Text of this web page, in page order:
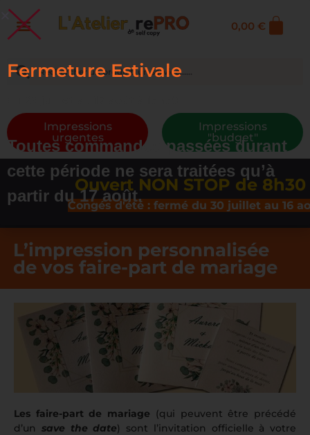
0,00 €
Impressions
urgentes
Impressions
"budget"
Ouvert NON STOP de 8h30 à
Congés d'été : fermé du 30 juillet au 16 août
L’impression personnalisée
de vos faire-part de mariage
Les faire-part de mariage (qui peuvent être précédé
d’un save the date) sont l’invitation officielle à votre
Fermeture Estivale
Toutes commandes passées durant
cette période ne sera traitées qu’à
partir du 17 août.